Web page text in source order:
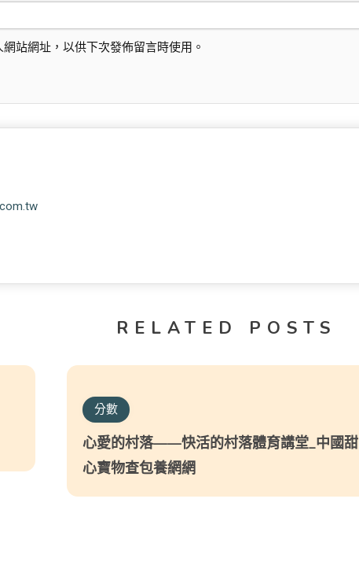
站網址，以供下次發佈留言時使用。
RELATED POSTS
分數
心愛的村落——快活的村落體育講堂_中國甜
心寶物查包養網網